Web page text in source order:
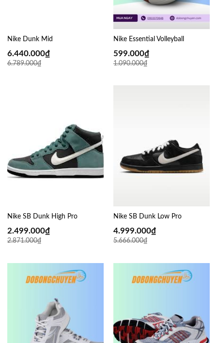
Nike Dunk Mid
6.789.000₫
6.440.000₫
Nike Essential Volleyball
1.090.000₫
599.000₫
Nike SB Dunk High Pro
2.871.000₫
2.499.000₫
Nike SB Dunk Low Pro
5.666.000₫
4.999.000₫